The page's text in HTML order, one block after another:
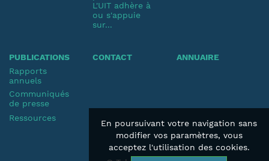
L'UIT adhère à
ou s'appuie
sur...
PUBLICATIONS
Rapports
annuels
Communiqués
de presse
Ressources
CONTACT ANNUAIRE
En poursuivant votre navigation sans
modifier vos paramètres, vous
acceptez l'utilisation des cookies.